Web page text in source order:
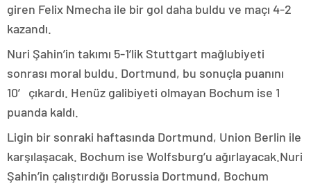
giren Felix Nmecha ile bir gol daha buldu ve maçı 4-2
kazandı.
Nuri Şahin’in takımı 5-1’lik Stuttgart mağlubiyeti
sonrası moral buldu. Dortmund, bu sonuçla puanını
10′ çıkardı. Henüz galibiyeti olmayan Bochum ise 1
puanda kaldı.
Ligin bir sonraki haftasında Dortmund, Union Berlin ile
karşılaşacak. Bochum ise Wolfsburg’u ağırlayacak.Nuri
Şahin’in çalıştırdığı Borussia Dortmund, Bochum